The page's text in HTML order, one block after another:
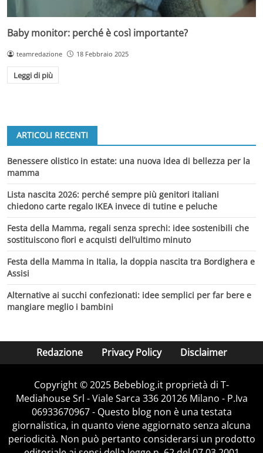
Baby monitor: perché è così importante?
teamredazione 18 Febbraio 2025
Leggi di più
ARTICOLI RECENTI
Benessere olistico in estate: una nuova idea di bellezza per la
mamma
Lista nascita 2026: perché sempre più genitori italiani
chiedono carte regalo IKEA invece di tutine e peluche
Festa della Mamma, regali senza sprechi: idee sostenibili che
sostituiscono fiori e acquisti dell’ultimo minuto
Festa della Mamma in Italia, la doppia nascita tra Bordighera e
Assisi
Alternative ai succhi confezionati: idee semplici per far bere e
mangiare meglio i bambini
Redazione Privacy Policy Disclaimer
Copyright © 2025 Bebeblog.it proprietà di T-
Mediahouse Srl - Viale Sarca 336 20126 Milano - P.Iva
06933670967 - Questo blog non è una testata
giornalistica, in quanto viene aggiornato senza alcuna
periodicità. Non può pertanto considerarsi un prodotto